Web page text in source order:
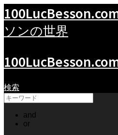
ソンの世界
検索
and
or